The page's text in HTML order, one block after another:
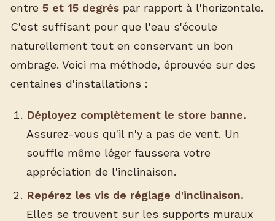
entre 5 et 15 degrés par rapport à l'horizontale.
C'est suffisant pour que l'eau s'écoule
naturellement tout en conservant un bon
ombrage. Voici ma méthode, éprouvée sur des
centaines d'installations :
Déployez complètement le store banne.
Assurez-vous qu'il n'y a pas de vent. Un
souffle même léger faussera votre
appréciation de l'inclinaison.
Repérez les vis de réglage d'inclinaison.
Elles se trouvent sur les supports muraux